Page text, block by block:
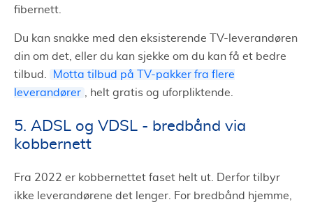
fibernett.
Du kan snakke med den eksisterende TV-leverandøren
din om det, eller du kan sjekke om du kan få et bedre
tilbud.
Motta tilbud på TV-pakker fra flere
leverandører
, helt gratis og uforpliktende.
5. ADSL og VDSL - bredbånd via
kobbernett
Fra 2022 er kobbernettet faset helt ut. Derfor tilbyr
ikke leverandørene det lenger. For bredbånd hjemme,